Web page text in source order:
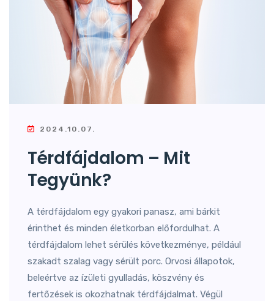
2024.10.07.
Térdfájdalom – Mit
Tegyünk?
A térdfájdalom egy gyakori panasz, ami bárkit
érinthet és minden életkorban előfordulhat. A
térdfájdalom lehet sérülés következménye, például
szakadt szalag vagy sérült porc. Orvosi állapotok,
beleértve az ízületi gyulladás, köszvény és
fertőzések is okozhatnak térdfájdalmat. Végül